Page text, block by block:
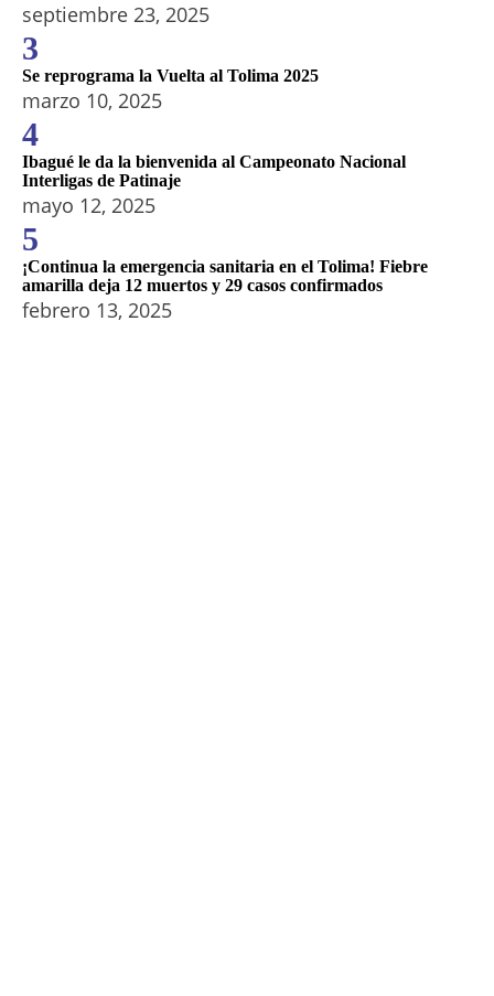
septiembre 23, 2025
3
Se reprograma la Vuelta al Tolima 2025
marzo 10, 2025
4
Ibagué le da la bienvenida al Campeonato Nacional
Interligas de Patinaje
mayo 12, 2025
5
¡Continua la emergencia sanitaria en el Tolima! Fiebre
amarilla deja 12 muertos y 29 casos confirmados
febrero 13, 2025